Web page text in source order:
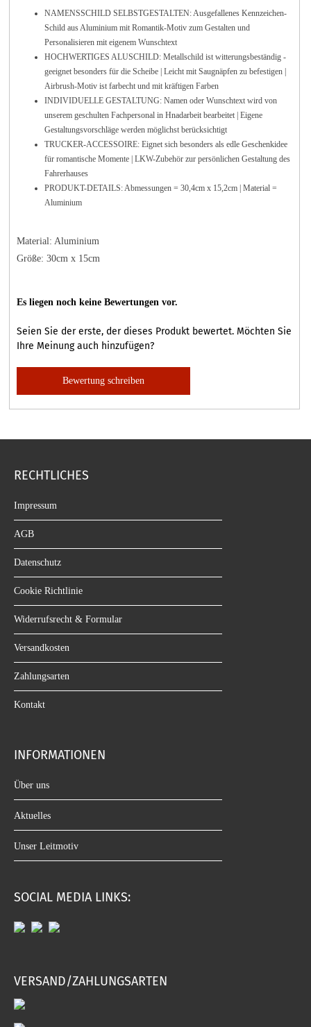
NAMENSSCHILD SELBSTGESTALTEN: Ausgefallenes Kennzeichen-
Schild aus Aluminium mit Romantik-Motiv zum Gestalten und
Personalisieren mit eigenem Wunschtext
HOCHWERTIGES ALUSCHILD: Metallschild ist witterungsbeständig -
geeignet besonders für die Scheibe | Leicht mit Saugnäpfen zu befestigen |
Airbrush-Motiv ist farbecht und mit kräftigen Farben
INDIVIDUELLE GESTALTUNG: Namen oder Wunschtext wird von
unserem geschulten Fachpersonal in Hnadarbeit bearbeitet | Eigene
Gestaltungsvorschläge werden möglichst berücksichtigt
TRUCKER-ACCESSOIRE: Eignet sich besonders als edle Geschenkidee
für romantische Momente | LKW-Zubehör zur persönlichen Gestaltung des
Fahrerhauses
PRODUKT-DETAILS: Abmessungen = 30,4cm x 15,2cm | Material =
Aluminium
Material: Aluminium
Größe: 30cm x 15cm
Es liegen noch keine Bewertungen vor.
Seien Sie der erste, der dieses Produkt bewertet. Möchten Sie
Ihre Meinung auch hinzufügen?
Bewertung schreiben
RECHTLICHES
Impressum
AGB
Datenschutz
Cookie Richtlinie
Widerrufsrecht & Formular
Versandkosten
Zahlungsarten
Kontakt
INFORMATIONEN
Über uns
Aktuelles
Unser Leitmotiv
SOCIAL MEDIA LINKS:
VERSAND/ZAHLUNGSARTEN